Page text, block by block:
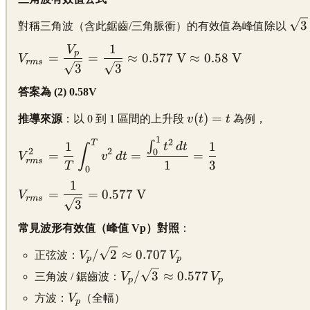
對稱三角波（含此鋸齒/三角脈衝）的有效值為峰值除以 3
\displaystyle
V_{rms} =
\frac{V_p}
{\sqrt{3}}
= \frac{1}
\approx
0.577\text{
V} \approx
0.58\text{
Vrms =
3
Vp =
3
1
≈ 0.577V ≈ 0.58 V
答案為 (2) 0.58V
推導來源 ：以 0 到 1 區間的上升段 \displaystyle
v(t) = t 為例，
\displaystyle
V_{rms}^2 =
{T}\int_0^T
v^2\,dt =
\frac{\int_0^1
\frac{1}{3}
Vrms
2 =
T
1 ∫0
T
v2 dt =
1
∫0
1
t2 dt
=
3
1
\displaystyle
V_{rms} =
\frac{1}
{\sqrt{3}}
=
0.577\text{
V}
Vrms =
3
1
= 0.577 V
常見波形有效值（峰值 Vp）對照 ：
正弦波： \displaystyle
V_p/\sqrt{2}
\approx
0.707\,V_p
Vp / 2 ≈ 0.707 Vp
三角波 / 鋸齒波： \displaystyle
Vp / 3 ≈ 0.577 Vp
方波： \displaystyle
Vp （全幅）